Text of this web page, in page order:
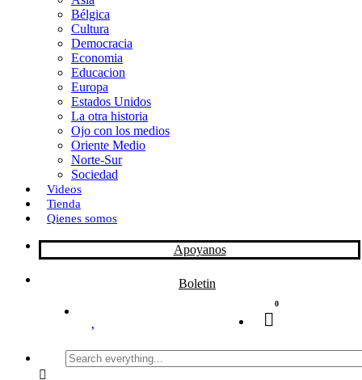
i
r
Bélgica
Cultura
Democracia
Economia
Educacion
Europa
Estados Unidos
La otra historia
Ojo con los medios
Oriente Medio
Norte-Sur
Sociedad
Videos
Tienda
Qienes somos
Apoyanos
Boletin
0
Search
everything...